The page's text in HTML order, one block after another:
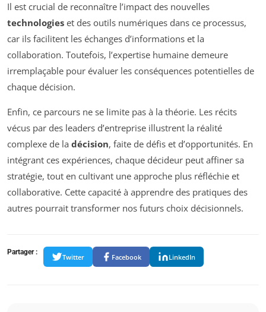
Il est crucial de reconnaître l’impact des nouvelles
technologies et des outils numériques dans ce processus,
car ils facilitent les échanges d’informations et la
collaboration. Toutefois, l’expertise humaine demeure
irremplaçable pour évaluer les conséquences potentielles de
chaque décision.
Enfin, ce parcours ne se limite pas à la théorie. Les récits
vécus par des leaders d’entreprise illustrent la réalité
complexe de la décision, faite de défis et d’opportunités. En
intégrant ces expériences, chaque décideur peut affiner sa
stratégie, tout en cultivant une approche plus réfléchie et
collaborative. Cette capacité à apprendre des pratiques des
autres pourrait transformer nos futurs choix décisionnels.
Partager :
Twitter Facebook LinkedIn